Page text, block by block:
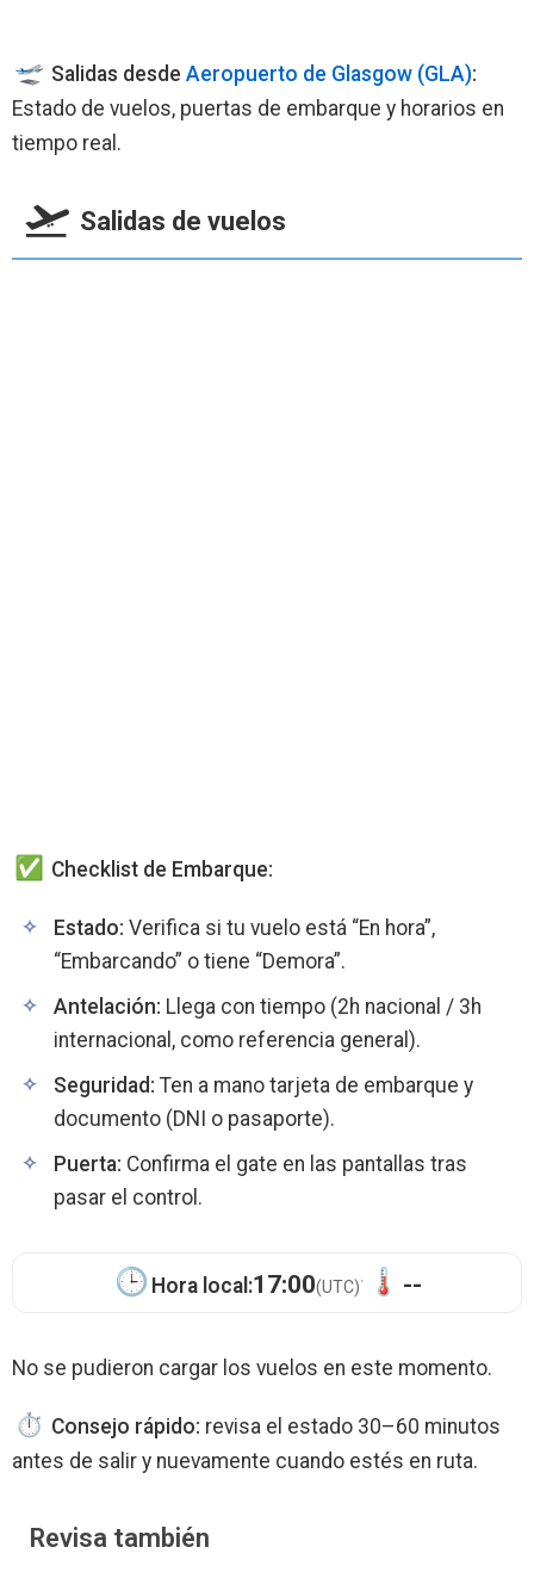
Salidas desde Aeropuerto de Glasgow (GLA):
Estado de vuelos, puertas de embarque y horarios en
tiempo real.
Salidas de vuelos
Checklist de Embarque:
Estado: Verifica si tu vuelo está “En hora”,
“Embarcando” o tiene “Demora”.
Antelación: Llega con tiempo (2h nacional / 3h
internacional, como referencia general).
Seguridad: Ten a mano tarjeta de embarque y
documento (DNI o pasaporte).
Puerta: Confirma el gate en las pantallas tras
pasar el control.
Hora local:17:00(UTC)· --
No se pudieron cargar los vuelos en este momento.
Consejo rápido: revisa el estado 30–60 minutos
antes de salir y nuevamente cuando estés en ruta.
Revisa también